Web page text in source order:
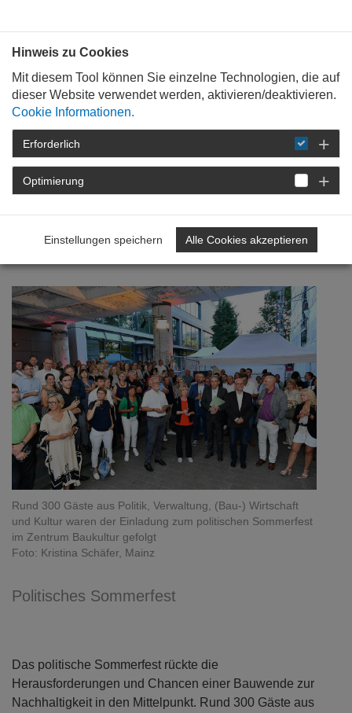
STARTSEITE DETAIL
Vom Machbaren, Zumutbaren
und Wirksamen
Rund 300 Gäste aus Politik, Verwaltung, (Bau-) Wirtschaft
und Kultur waren der Einladung zum politischen Sommerfest
im Zentrum Baukultur gefolgt
Foto: Kristina Schäfer, Mainz
Politisches Sommerfest
Das politische Sommerfest rückte die
Herausforderungen und Chancen einer Bauwende zur
Nachhaltigkeit in den Mittelpunkt. Rund 300 Gäste aus
Hinweis zu Cookies
Mit diesem Tool können Sie einzelne Technologien, die auf
dieser Website verwendet werden, aktivieren/deaktivieren.
Cookie Informationen.
Erforderlich
Optimierung
Einstellungen speichern Alle Cookies akzeptieren